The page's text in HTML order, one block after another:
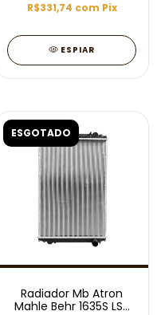
R$331,74 com Pix
ESPIAR
ESGOTADO
Radiador Mb Atron
Mahle Behr 1635S LS-